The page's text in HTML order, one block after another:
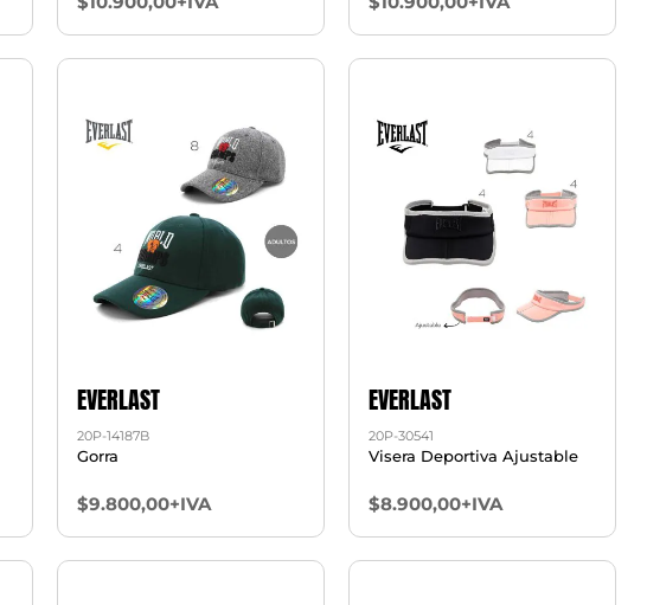
EVERLAST
20P-14187B
Gorra
$9.800,00+IVA
EVERLAST
20P-30541
Visera Deportiva Ajustable
$8.900,00+IVA